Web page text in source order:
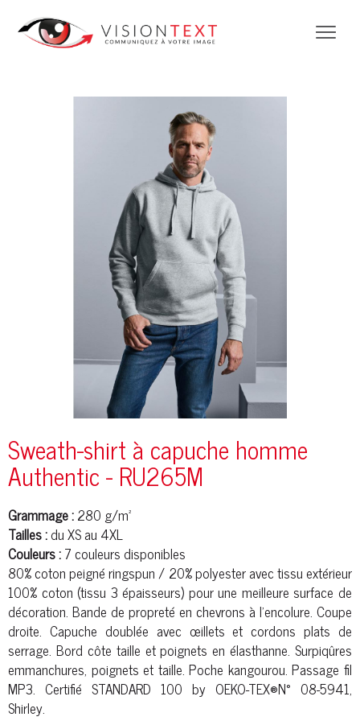
Sweath-shirt à capuche homme
Authentic - RU265M
Grammage :280 g/m²
Tailles :du XS au 4XL
Couleurs :7 couleurs disponibles
80%coton peignéringspun / 20%polyesteravec tissu extérieur
100% coton (tissu 3 épaisseurs) pour une meilleure surface de
décoration. Bande de propreté en chevrons à l’encolure. Coupe
droite. Capuche doublée avec œillets et cordons plats de
serrage. Bord côte taille et poignets en élasthanne. Surpiqûres
emmanchures, poignets et taille. Poche kangourou. Passage fil
MP3. Certifié STANDARD 100 by OEKO-TEX®N° 08-5941,
Shirley.